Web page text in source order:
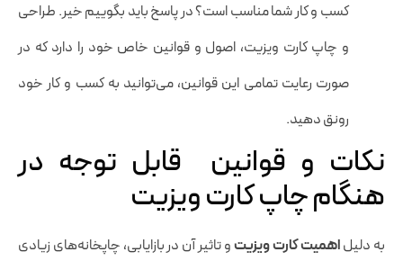
کسب و کار شما مناسب است؟ در پاسخ باید بگوییم خیر. طراحی
و چاپ کارت ویزیت، اصول و قوانین خاص خود را دارد که در
صورت رعایت تمامی این قوانین، می‌توانید به کسب و کار خود
رونق دهید.
نکات و قوانین قابل توجه در
هنگام چاپ کارت ویزیت
به دلیلاهمیت کارت ویزیتو تاثیر آن در بازایابی، چاپخانه‌های زیادی